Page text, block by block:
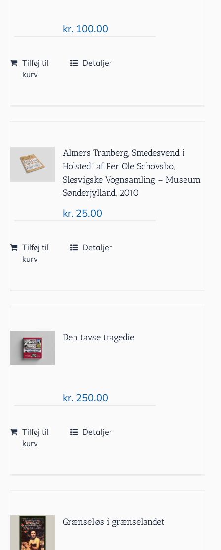
kr. 100.00
Tilføj til
kurv
Detaljer
Almers Tranberg, Smedesvend i
Holsted” af Per Ole Schovsbo,
Slesvigske Vognsamling – Museum
Sønderjylland, 2010
kr. 25.00
Tilføj til
kurv
Detaljer
Den tavse tragedie
kr. 250.00
Tilføj til
kurv
Detaljer
Grænseløs i grænselandet